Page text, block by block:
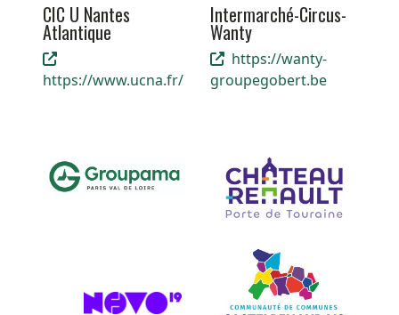
CIC U Nantes
Atlantique
https://www.ucna.fr/
Intermarché-Circus-
Wanty
https://wanty-
groupegobert.be